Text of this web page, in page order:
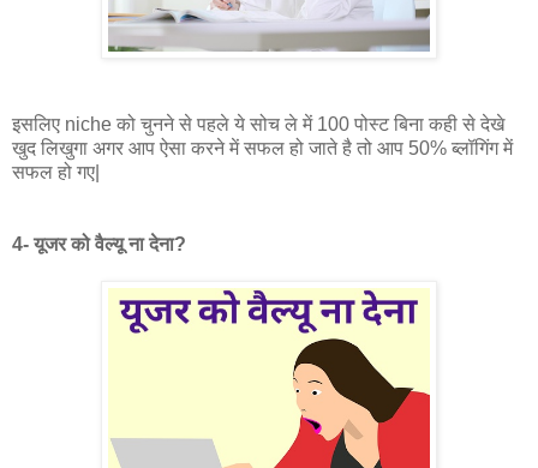
इसलिए niche को चुनने से पहले ये सोच ले में 100 पोस्ट बिना कही से देखे
खुद लिखुगा अगर आप ऐसा करने में सफल हो जाते है तो आप 50% ब्लॉगिंग में
सफल हो गए|
4- यूजर को वैल्यू ना देना?